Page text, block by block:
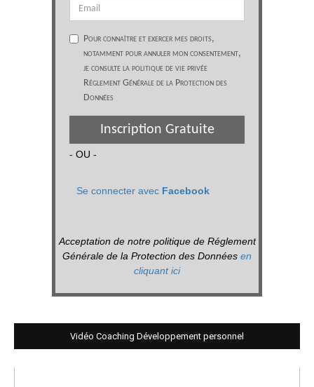
Pour connaître et exercer mes droits,
notamment pour annuler mon consentement,
je consulte la politique de vie privée
Réglement Générale de la Protection des
Données
Inscription Gratuite
- OU -
Se connecter avec Facebook
Acceptation de notre politique de Réglement
Générale de la Protection des Données en
cliquant ici
Vidéo Coaching Développement personnel